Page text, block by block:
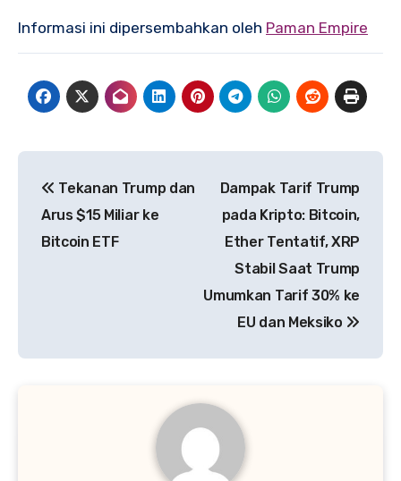
Informasi ini dipersembahkan oleh Paman Empire
navigation
Tekanan Trump dan
Arus $15 Miliar ke
Bitcoin ETF
Dampak Tarif Trump
pada Kripto: Bitcoin,
Ether Tentatif, XRP
Stabil Saat Trump
Umumkan Tarif 30% ke
EU dan Meksiko